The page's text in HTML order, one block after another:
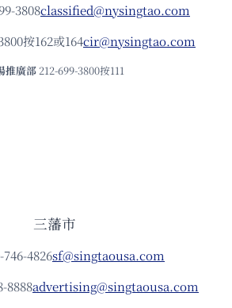
3808classified@nysingtao.com
按162或164cir@nysingtao.com
推廣部 212-699-3800按111
三藩市
746-4826sf@singtaousa.com
8888advertising@singtaousa.com